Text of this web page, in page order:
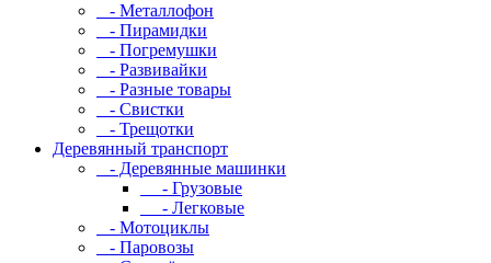
- Металлофон
- Пирамидки
- Погремушки
- Развивайки
- Разные товары
- Свистки
- Трещотки
Деревянный транспорт
- Деревянные машинки
- Грузовые
- Легковые
- Мотоциклы
- Паровозы